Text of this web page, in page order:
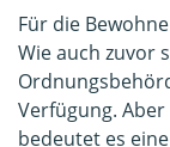
Für die
Wie auch zuvor
Verfügung.
bedeutet es